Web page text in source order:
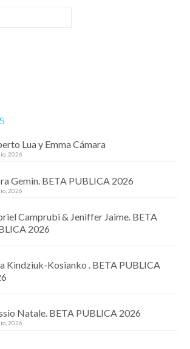
Lua y Emma Cámara
2026
Gemin. BETA PUBLICA 2026
2026
Camprubi & Jeniffer Jaime. BETA
2026
Kindziuk-Kosianko . BETA PUBLICA
Natale. BETA PUBLICA 2026
2026